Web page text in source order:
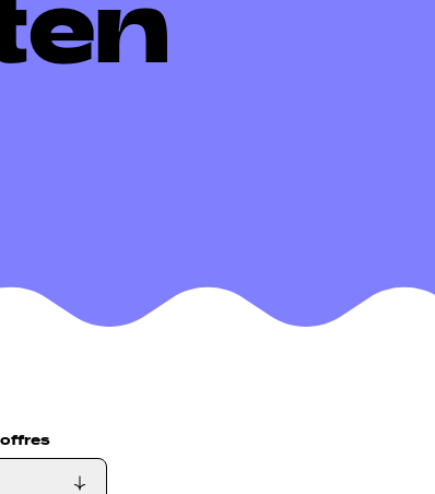
Fonction publique, Administratioun, Automobil,